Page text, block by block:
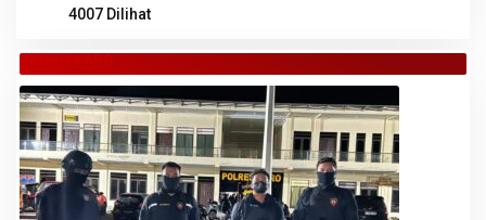
4007 Dilihat
TANAH KARO